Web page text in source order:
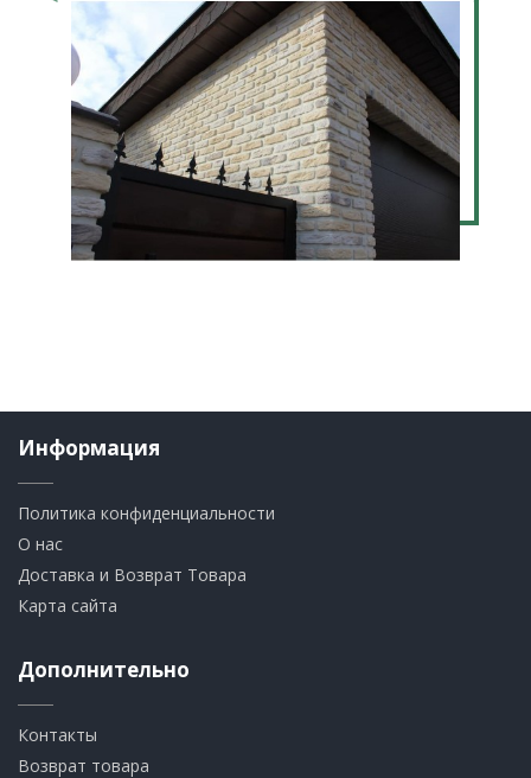
Информация
Политика конфиденциальности
О нас
Доставка и Возврат Товара
Карта сайта
Дополнительно
Контакты
Возврат товара